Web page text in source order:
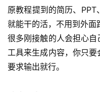
原教程提到的简历、
就能干的活，不用到外面
很多刚接触的人会担心
工具来生成内容，你只
要求输出就行。